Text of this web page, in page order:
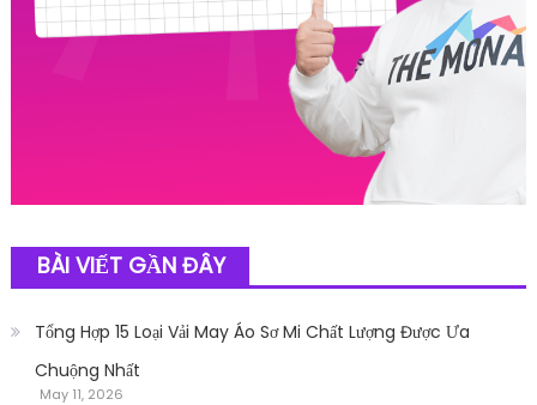
BÀI VIẾT GẦN ĐÂY
Tổng Hợp 15 Loại Vải May Áo Sơ Mi Chất Lượng Được Ưa
Chuộng Nhất
May 11, 2026